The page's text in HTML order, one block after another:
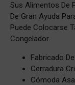
Sus Alimentos De
De Gran Ayuda
Puede Colocarse
Congelador.
Fabricado
Cerradura
Cómoda